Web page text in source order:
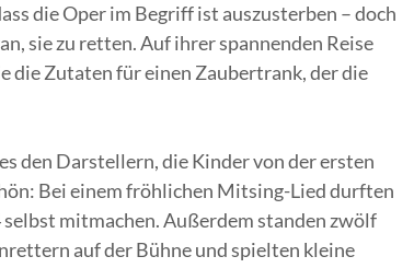
die Oper im Begriff ist auszusterben – doch
sie zu retten. Auf ihrer spannenden Reise
die Zutaten für einen Zaubertrank, der die
den Darstellern, die Kinder von der ersten
Bei einem fröhlichen Mitsing-Lied durften
selbst mitmachen. Außerdem standen zwölf
auf der Bühne und spielten kleine